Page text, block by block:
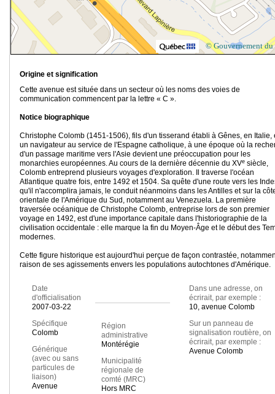
© Gouvernement du
Origine et signification
Cette avenue est située dans un secteur où les noms des voies de
communication commencent par la lettre « C ».
Notice biographique
Christophe Colomb (1451-1506), fils d'un tisserand établi à Gênes, en Italie,
un navigateur au service de l'Espagne catholique, à une époque où la
d'un passage maritime vers l'Asie devient une préoccupation pour les
monarchies européennes. Au cours de la dernière décennie du XVe siècle,
Colomb entreprend plusieurs voyages d'exploration. Il traverse l'océan
Atlantique quatre fois, entre 1492 et 1504. Sa quête d'une route vers les
qu'il n'accomplira jamais, le conduit néanmoins dans les Antilles et sur la
orientale de l'Amérique du Sud, notamment au Venezuela. La première
traversée océanique de Christophe Colomb, entreprise lors de son premier
voyage en 1492, est d'une importance capitale dans l'historiographie de la
civilisation occidentale : elle marque la fin du Moyen-Âge et le début des
modernes.
Cette figure historique est aujourd'hui perçue de façon contrastée,
raison de ses agissements envers les populations autochtones d'Amérique.
Date
d'officialisation
2007-03-22
Spécifique
Colomb
Générique
(avec ou sans
particules de
liaison)
Avenue
Région
administrative
Montérégie
Municipalité
régionale de
comté (MRC)
Hors MRC
Dans une adresse, on
écrirait, par exemple :
10, avenue Colomb
Sur un panneau de
signalisation routière, on
écrirait, par exemple :
Avenue Colomb